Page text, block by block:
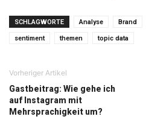
SCHLAGWORTE Analyse Brand
sentiment themen topic data
Vorheriger Artikel
Gastbeitrag: Wie gehe ich
auf Instagram mit
Mehrsprachigkeit um?